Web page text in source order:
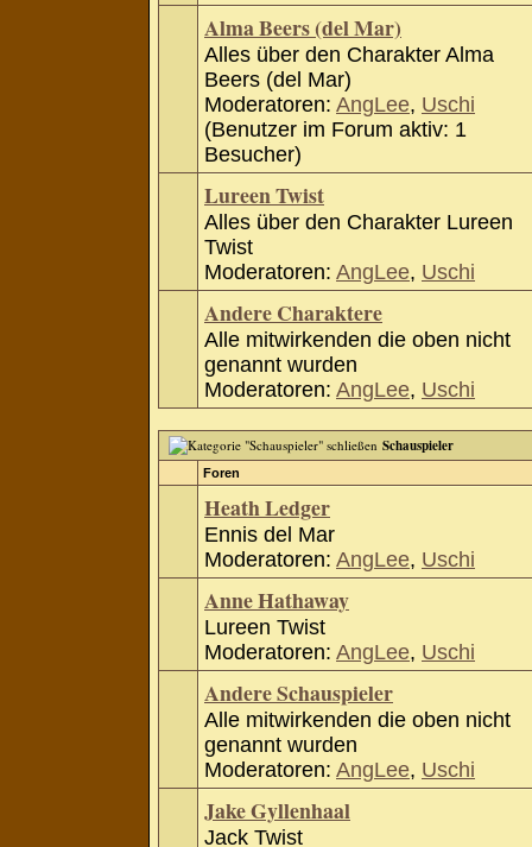
Alma Beers (del Mar)
Alles über den Charakter Alma
Beers (del Mar)
Moderatoren: AngLee, Uschi
(Benutzer im Forum aktiv: 1
Besucher)
Lureen Twist
Alles über den Charakter Lureen
Twist
Moderatoren: AngLee, Uschi
Andere Charaktere
Alle mitwirkenden die oben nicht
genannt wurden
Moderatoren: AngLee, Uschi
Schauspieler
Foren
Heath Ledger
Ennis del Mar
Moderatoren: AngLee, Uschi
Anne Hathaway
Lureen Twist
Moderatoren: AngLee, Uschi
Andere Schauspieler
Alle mitwirkenden die oben nicht
genannt wurden
Moderatoren: AngLee, Uschi
Jake Gyllenhaal
Jack Twist